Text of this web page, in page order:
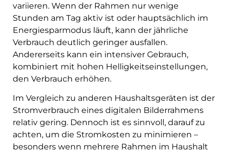
variieren. Wenn der Rahmen nur wenige
Stunden am Tag aktiv ist oder hauptsächlich im
Energiesparmodus läuft, kann der jährliche
Verbrauch deutlich geringer ausfallen.
Andererseits kann ein intensiver Gebrauch,
kombiniert mit hohen Helligkeitseinstellungen,
den Verbrauch erhöhen.
Im Vergleich zu anderen Haushaltsgeräten ist der
Stromverbrauch eines digitalen Bilderrahmens
relativ gering. Dennoch ist es sinnvoll, darauf zu
achten, um die Stromkosten zu minimieren –
besonders wenn mehrere Rahmen im Haushalt